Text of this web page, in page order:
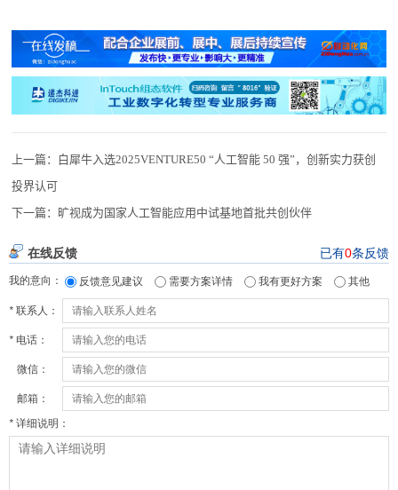
上一篇： 白犀牛入选2025VENTURE50 “人工智能 50 强”，创新实力获创
投界认可
下一篇： 旷视成为国家人工智能应用中试基地首批共创伙伴